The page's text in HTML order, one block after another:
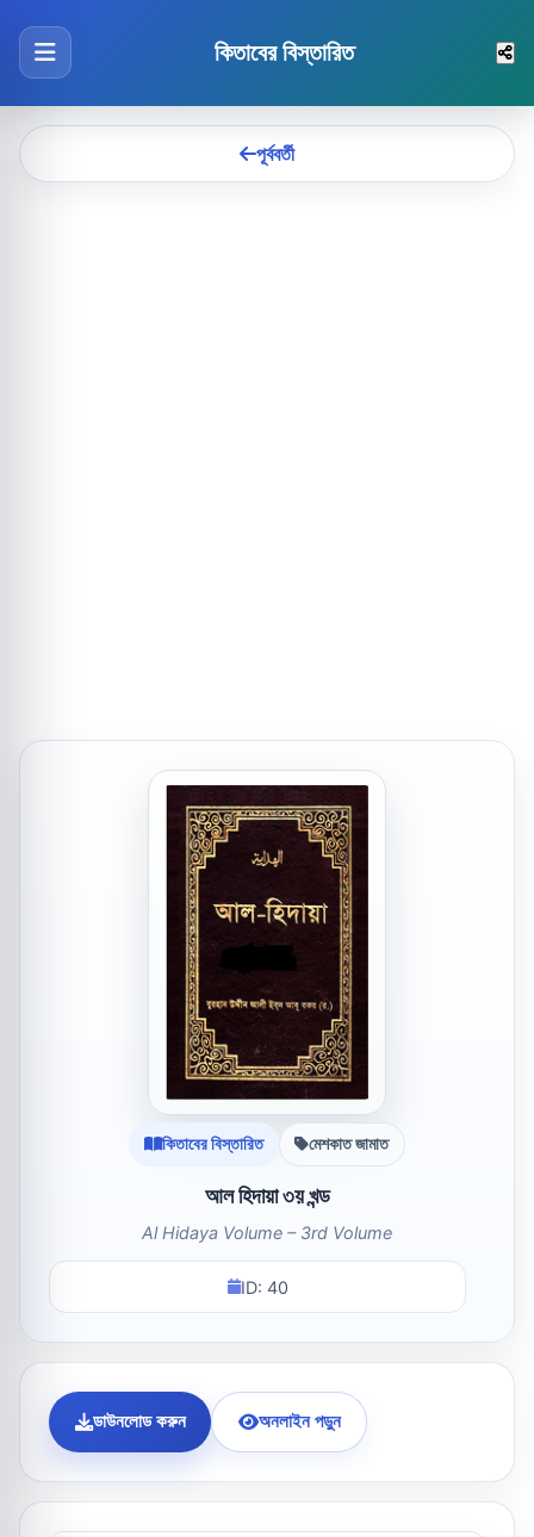
কিতাবের বিস্তারিত
পূর্ববর্তী
কিতাবের বিস্তারিত মেশকাত জামাত
আল হিদায়া ৩য় খন্ড
Al Hidaya Volume – 3rd Volume
ID: 40
ডাউনলোড করুন অনলাইন পড়ুন